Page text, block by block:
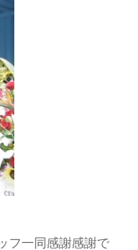
フ一同感謝感謝で